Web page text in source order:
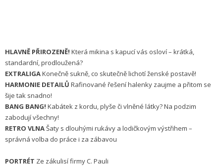
HLAVNĚ PŘIROZENĚ! Která mikina s kapucí vás osloví – krátká,
standardní, prodloužená?
EXTRALIGAKonečně sukně, co skutečně lichotí ženské postavě!
HARMONIE DETAILŮ Rafinované řešení halenky zaujme a přitom se
šije tak snadno!
BANG BANG! Kabátek z kordu, plyše či vlněné látky? Na podzim
zabodují všechny!
RETRO VLNAŠaty s dlouhými rukávy a lodičkovým výstřihem –
správná volba do práce i za zábavou
PORTRÉT Ze zákulisí firmy C. Pauli